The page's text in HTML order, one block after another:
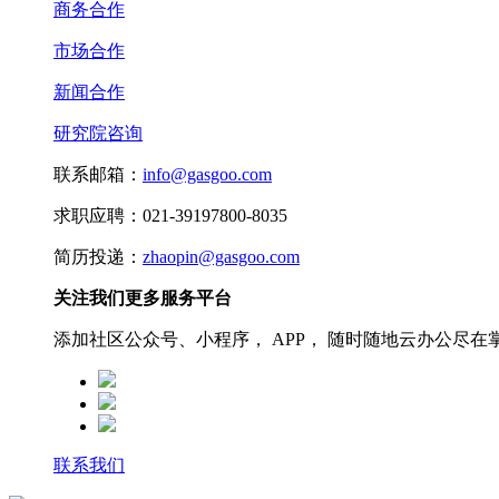
商务合作
市场合作
新闻合作
研究院咨询
联系邮箱： info@gasgoo.com
求职应聘：021-39197800-8035
简历投递： zhaopin@gasgoo.com
关注我们更多服务平台
添加社区公众号、小程序， APP， 随时随地云办公尽在
联系我们